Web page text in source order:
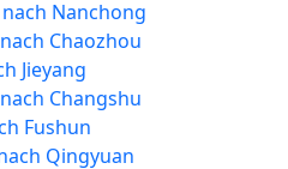
Nanchong
Chaozhou
Jieyang
Changshu
Fushun
Qingyuan